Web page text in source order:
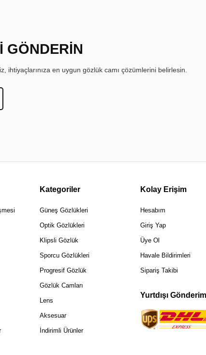
GÖNDERİN
ihtiyaçlarınıza en uygun gözlük camı çözümlerini belirlesin.
Kategoriler
Güneş Gözlükleri
Optik Gözlükleri
Klipsli Gözlük
Sporcu Gözlükleri
Progresif Gözlük
Gözlük Camları
Lens
Aksesuar
İndirimli Ürünler
Kolay Erişim
Hesabım
Giriş Yap
Üye Ol
Havale Bildirimleri
Sipariş Takibi
Yurtdışı Gönderim